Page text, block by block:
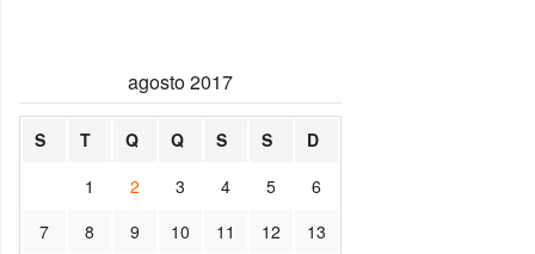
agosto 2017
S T Q Q S S
D
1
2 3 4 5
6
7
8 9 10 11 12 13